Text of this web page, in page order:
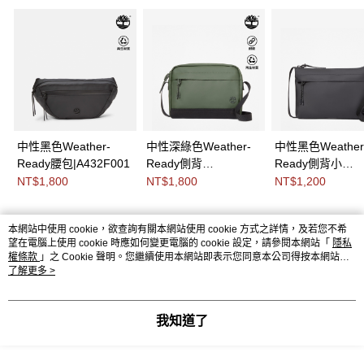
中性黑色Weather-
Ready腰包|A432F001
NT$1,800
中性深綠色Weather-
Ready側背
包|A278AU31
NT$1,800
中性黑色
Ready側背小
包|0YH66001
NT$1,200
熱門標籤
本網站中使用 cookie，欲查詢有關本網站使用 cookie 方式之詳情，及若您不希
望在電腦上使用 cookie 時應如何變更電腦的 cookie 設定，請參閱本網站「 隱私
權條款 」之 Cookie 聲明。您繼續使用本網站即表示您同意本公司得按本網站使
用條款之 Cookie 聲明使用 cookie。
了解更多 >
我知道了